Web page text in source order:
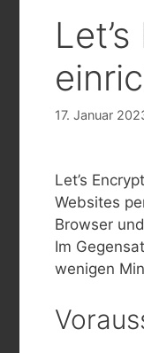
17. Januar
Let’s
Websites
Browser
Im
wenigen